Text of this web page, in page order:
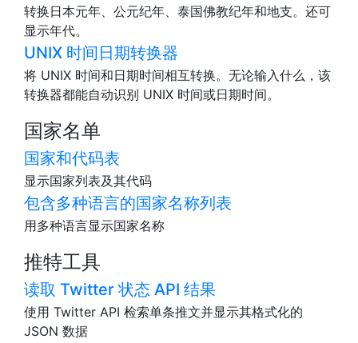
转换日本元年、公元纪年、泰国佛教纪年和地支。还可
显示年代。
UNIX 时间日期转换器
将 UNIX 时间和日期时间相互转换。无论输入什么，该
转换器都能自动识别 UNIX 时间或日期时间。
国家名单
国家和代码表
显示国家列表及其代码
包含多种语言的国家名称列表
用多种语言显示国家名称
推特工具
读取 Twitter 状态 API 结果
使用 Twitter API 检索单条推文并显示其格式化的
JSON 数据